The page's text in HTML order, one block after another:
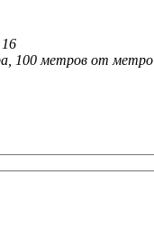
100 метров от метро